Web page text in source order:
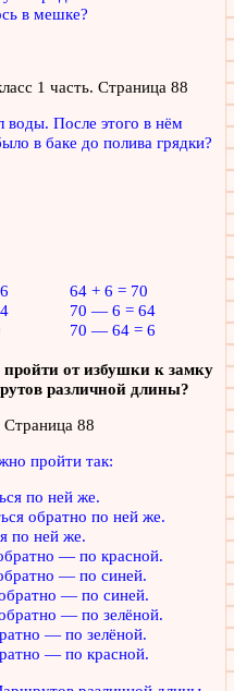
в мешке?
воды. После этого в нём
в баке до полива грядки?
64 + 6 = 70
70 — 6 = 64
70 — 64 = 6
от избушки к замку
различной длины?
пройти так:
по ней же.
обратно по ней же.
по ней же.
— по красной.
— по синей.
— по синей.
— по зелёной.
— по зелёной.
— по красной.